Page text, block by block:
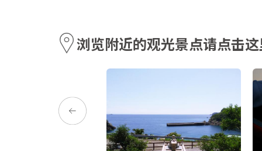
浏览附近的观光景点请点击